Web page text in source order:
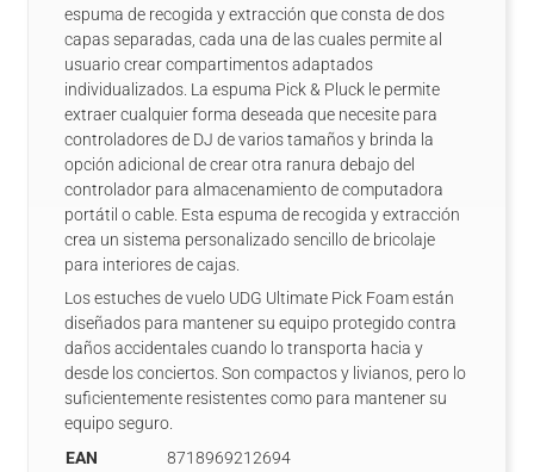
espuma de recogida y extracción que consta de dos
capas separadas, cada una de las cuales permite al
usuario crear compartimentos adaptados
individualizados. La espuma Pick & Pluck le permite
extraer cualquier forma deseada que necesite para
controladores de DJ de varios tamaños y brinda la
opción adicional de crear otra ranura debajo del
controlador para almacenamiento de computadora
portátil o cable. Esta espuma de recogida y extracción
crea un sistema personalizado sencillo de bricolaje
para interiores de cajas.
Los estuches de vuelo UDG Ultimate Pick Foam están
diseñados para mantener su equipo protegido contra
daños accidentales cuando lo transporta hacia y
desde los conciertos. Son compactos y livianos, pero lo
suficientemente resistentes como para mantener su
equipo seguro.
EAN
8718969212694